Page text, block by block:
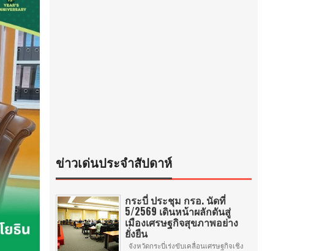
ข่าวเด่นประจำสัปดาห์
กระบี่ ประชุม กรอ. นัดที่
5/2569 เดินหน้าผลักดันสู่
เมืองเศรษฐกิจสุขภาพอย่าง
ยั่งยืน
จังหวัดกระบี่เร่งขับเคลื่อนเศรษฐกิจเชิง